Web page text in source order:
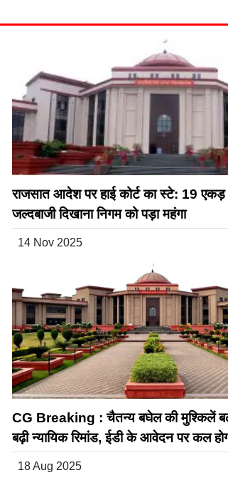
राजसात आदेश पर हाई कोर्ट का स्टे: 19 एकड़
जल्दबाजी दिखाना निगम को पड़ा महंगा
14 Nov 2025
CG Breaking : चैतन्य बघेल की मुश्किलें
बढ़ी न्यायिक रिमांड, ईडी के आवेदन पर कल
18 Aug 2025